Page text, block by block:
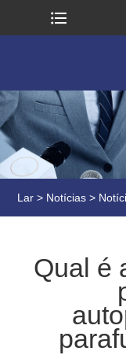
Lar > Notícias >
Qual é